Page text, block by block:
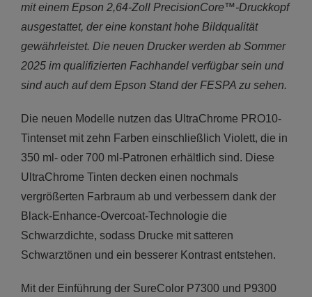
mit einem Epson 2,64-Zoll PrecisionCore™-Druckkopf
ausgestattet, der eine konstant hohe Bildqualität
gewährleistet. Die neuen Drucker werden ab Sommer
2025 im qualifizierten Fachhandel verfügbar sein und
sind auch auf dem Epson Stand der FESPA zu sehen.
Die neuen Modelle nutzen das UltraChrome PRO10-
Tintenset mit zehn Farben einschließlich Violett, die in
350 ml- oder 700 ml-Patronen erhältlich sind. Diese
UltraChrome Tinten decken einen nochmals
vergrößerten Farbraum ab und verbessern dank der
Black-Enhance-Overcoat-Technologie die
Schwarzdichte, sodass Drucke mit satteren
Schwarztönen und ein besserer Kontrast entstehen.
Mit der Einführung der SureColor P7300 und P9300